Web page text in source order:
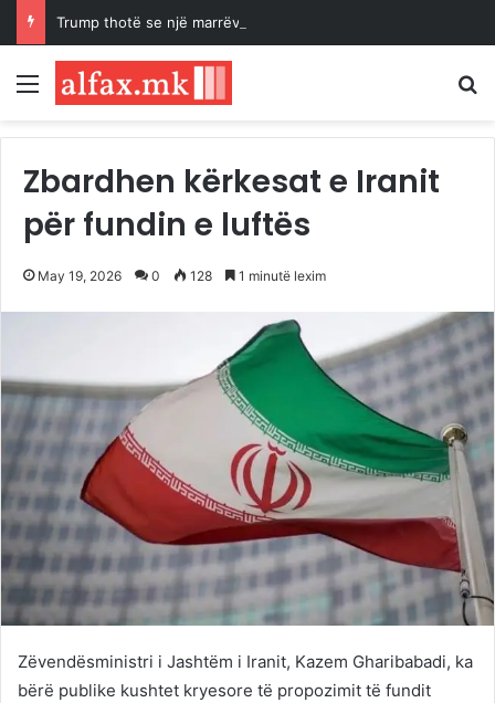
Menu
Zbardhen kërkesat e Iranit
për fundin e luftës
May 19, 2026 0 128 1 minutë lexim
Zëvendësministri i Jashtëm i Iranit, Kazem Gharibabadi, ka
bërë publike kushtet kryesore të propozimit të fundit